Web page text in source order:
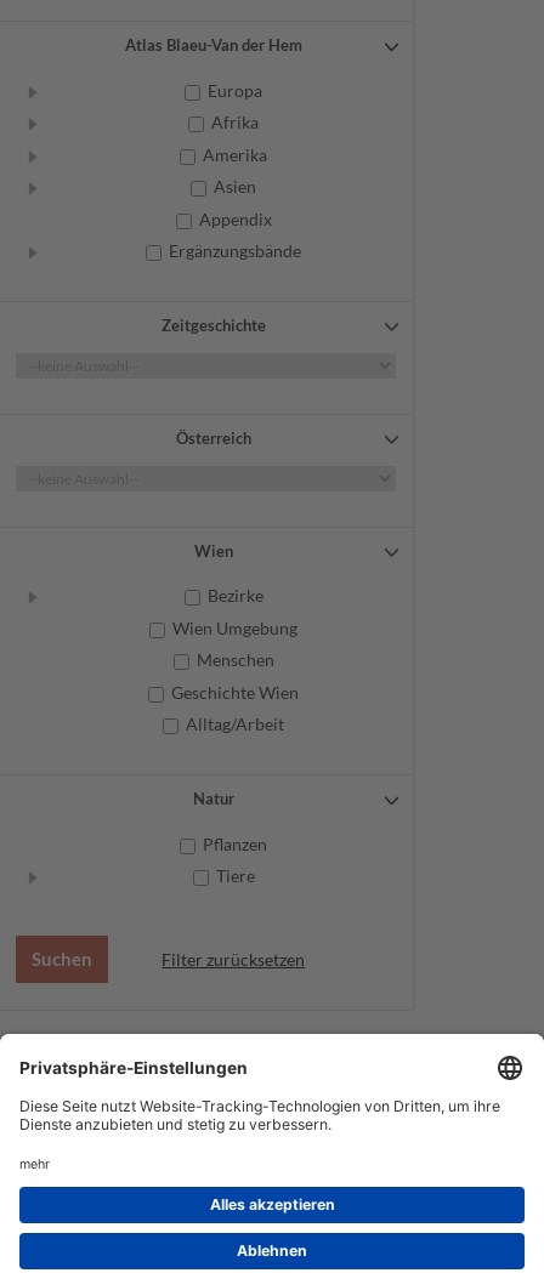
Weitere
Atlas Blaeu-Van der Hem
Europa
Afrika
Amerika
Asien
Appendix
Ergänzungsbände
Zeitgeschichte
Österreich
Wien
Bezirke
Wien Umgebung
Menschen
Geschichte Wien
Alltag/Arbeit
Natur
Pflanzen
Tiere
Filter zurücksetzen
Datenschutz
Service